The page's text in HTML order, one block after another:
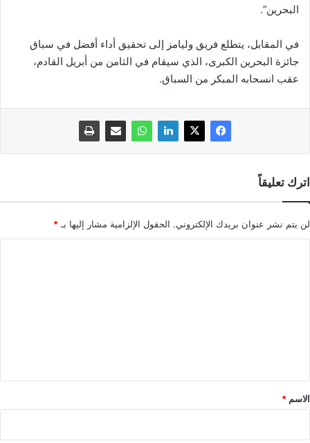
البحرين”.
في المقابل، يتطلع فريق وليامز إلى تحقيق أداء أفضل في سباق
جائزة البحرين الكبرى، الذي سيقام في الثامن من أبريل القادم،
عقب انسحابه المبكر من السباق.
اترك تعليقاً
لن يتم نشر عنوان بريدك الإلكتروني. الحقول الإلزامية مشار إليها بـ*
*
الاسم *